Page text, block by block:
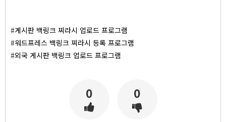
#게시판 백링크 찌라시 업로드 프로그램
#워드프레스 백링크 찌라시 등록 프로그램
#외국 게시판 백링크 업로드 프로그램
0 0